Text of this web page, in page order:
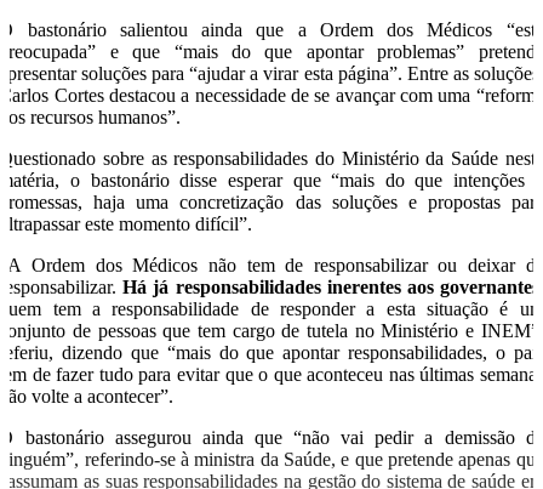
O bastonário salientou ainda que a Ordem dos Médicos “está
preocupada” e que “mais do que apontar problemas” pretende
apresentar soluções para “ajudar a virar esta página”. Entre as soluções,
Carlos Cortes destacou a necessidade de se avançar com uma “reforma
dos recursos humanos”.
Questionado sobre as responsabilidades do Ministério da Saúde nesta
matéria, o bastonário disse esperar que “mais do que intenções e
promessas, haja uma concretização das soluções e propostas para
ultrapassar este momento difícil”.
“A Ordem dos Médicos não tem de responsabilizar ou deixar de
responsabilizar.Há já responsabilidades inerentes aos governantes
quem tem a responsabilidade de responder a esta situação é um
conjunto de pessoas que tem cargo de tutela no Ministério e INEM”,
referiu, dizendo que “mais do que apontar responsabilidades, o país
tem de fazer tudo para evitar que o que aconteceu nas últimas semanas
não volte a acontecer”.
O bastonário assegurou ainda que “não vai pedir a demissão de
ninguém”, referindo-se à ministra da Saúde, e que pretende apenas que
“assumam as suas responsabilidades na gestão do sistema de saúde em